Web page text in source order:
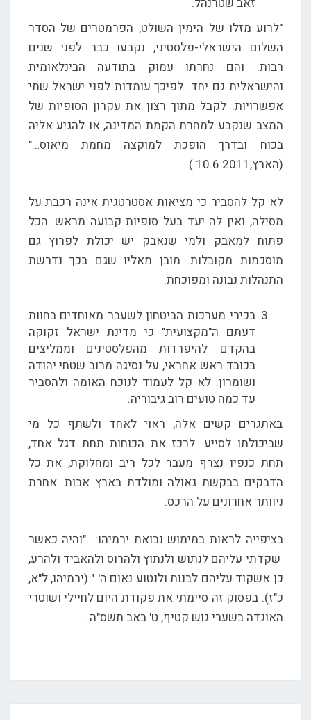
"לרוע מזלו של הימין השולט, הפרמטרים של הסדר
השלום הישראלי-פלסטיני, נקבעו כבר לפני שנים
רבות. והם נחרתו עמוק בתודעה הבינלאומית
והישראלית גם יחד…לפיכך עומדות לפני ישראל שתי
אפשרויות: לקבל מתוך רצון את עקרון הסופיות של
המצב שנקבע למחרת הקמת המדינה, או להגיע אליה
בכוח ובדרך הופכת למוקצה מחמת מיאוס…"
(הארץ,10.6.2011 )
לא קל להסביר כי מציאות אסטרטגית אינה רכבת על
מסילה, ואין לה יעד בעל סופיות קבועה מראש. הכל
פתוח למאבק ולמי שנאבק יש יכולת לפרוץ גם
מוסכמות מקובלות. מובן מאליו שגם בכך נדרשת
התנהלות נבונה ומפוכחת.
בכירי מערכות הביטחון לשעבר מאוחדים בחוות
דעתם ה"מקצועית" כי מדינת ישראל זקוקה
בהקדם להיפרדות מהפלסטינים וממליצים
בכובד ראש אחראי, על נסיגה מרוב שטחי יהודה
ושומרון. לא קל לעמוד לנוכח האומה ולהסביר
עד כמה טועים רוב גיבוריה.
באתגרים קשים אלה, ראוי לאחד ולשתף כל מי
שביכולתו לסייע. לרכז את הכוחות תחת דגל אחד,
תחת כנפיו נצרף מעבר לכל ריב ומחלוקת, את כל
הדבקים בבקשת גאולה ומולדת בארץ אבות. אחרת
ניוותר אחרונים על הרכס.
בציפייה לראות במימוש נבואת ירמיהו: "והיה כאשר
שקדתי עליהם לנתוש ולנתוץ ולהרוס ולהאביד ולהרע,
כן אשקוד עליהם לבנות ולנטוע נאום ה' " (ירמיהו, ל"א,
כ"ז). בפסוק זה סיימתי את פקודת היום לחיילי ושוטרי
האוגדה בשערי גוש קטיף, ט' באב תשס"ה.